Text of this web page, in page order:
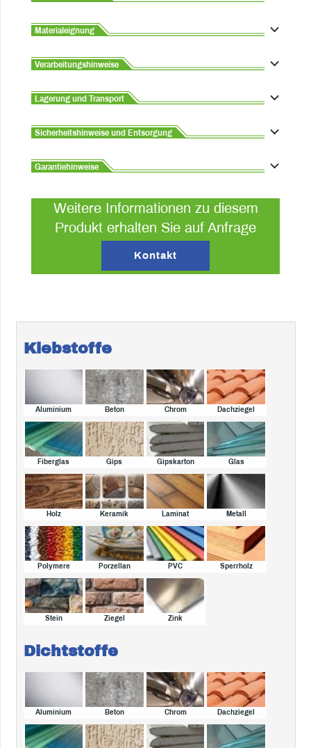
Materialeignung
Verarbeitungshinweise
Lagerung und Transport
Sicherheitshinweise und Entsorgung
Garantiehinweise
Weitere Informationen zu diesem
Produkt erhalten Sie auf Anfrage
Kontakt
Klebstoffe
Aluminium Beton Chrom Dachziegel
Fiberglas Gips Gipskarton Glas
Holz Keramik Laminat Metall
Polymere Porzellan PVC Sperrholz
Stein Ziegel Zink
Dichtstoffe
Aluminium Beton Chrom Dachziegel